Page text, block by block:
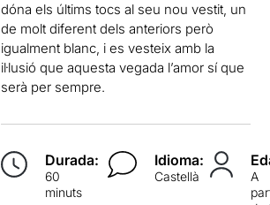
dóna els últims tocs al seu nou vestit, un
de molt diferent dels anteriors però
igualment blanc, i es vesteix amb la
il·lusió que aquesta vegada l’amor sí que
serà per sempre.
Durada:
60
minuts
Idioma:
Castellà
A